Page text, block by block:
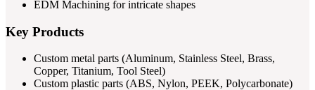
EDM Machining for intricate shapes
Key Products
Custom metal parts (Aluminum, Stainless Steel, Brass,
Copper, Titanium, Tool Steel)
Custom plastic parts (ABS, Nylon, PEEK, Polycarbonate)